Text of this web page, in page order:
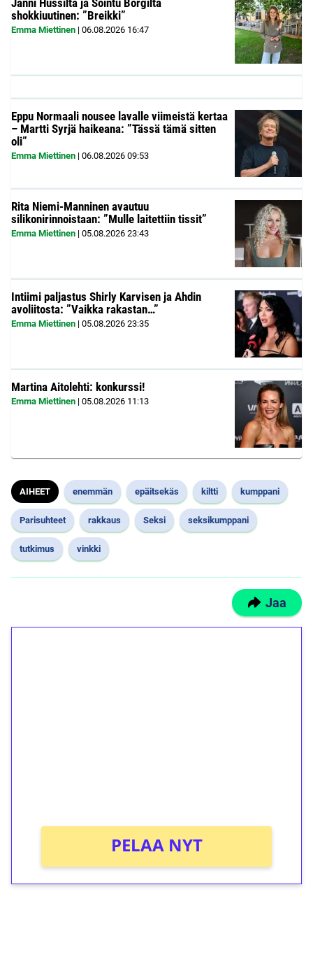
Janni Hussilta ja Sointu Borgilta
shokkiuutinen: ”Breikki”
Emma Miettinen | 06.08.2026 16:47
Eppu Normaali nousee lavalle viimeistä kertaa
– Martti Syrjä haikeana: ”Tässä tämä sitten
oli”
Emma Miettinen | 06.08.2026 09:53
Rita Niemi-Manninen avautuu
silikonirinnoistaan: ”Mulle laitettiin tissit”
Emma Miettinen | 05.08.2026 23:43
Intiimi paljastus Shirly Karvisen ja Ahdin
avoliitosta: ”Vaikka rakastan…”
Emma Miettinen | 05.08.2026 23:35
Martina Aitolehti: konkurssi!
Emma Miettinen | 05.08.2026 11:13
AIHEET enemmän epäitsekäs kiltti kumppani
Parisuhteet rakkaus Seksi seksikumppani
tutkimus vinkki
Jaa
PELAA NYT